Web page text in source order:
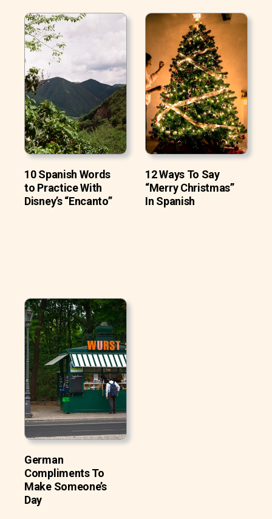
10 Spanish Words
to Practice With
Disney’s “Encanto”
12 Ways To Say
“Merry Christmas”
In Spanish
German
Compliments To
Make Someone’s
Day